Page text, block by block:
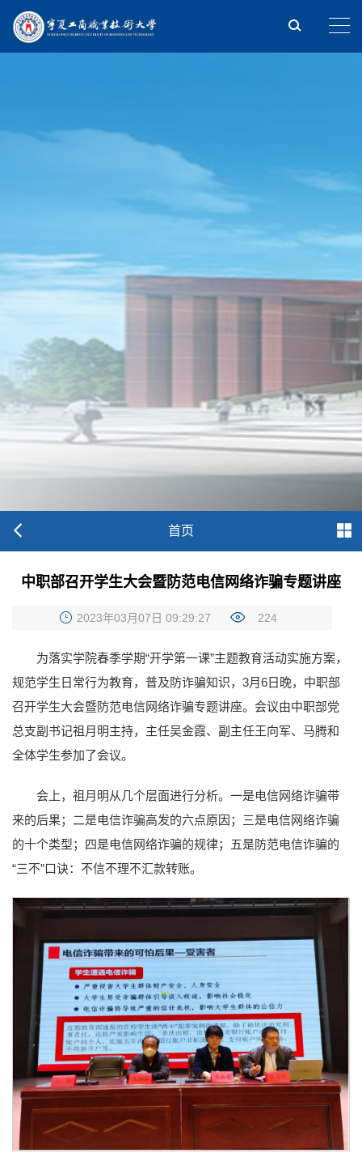
首页
中职部召开学生大会暨防范电信网络诈骗专题讲座
2023年03月07日 09:29:27 224
为落实学院春季学期“开学第一课”主题教育活动实施方案，
规范学生日常行为教育，普及防诈骗知识，3月6日晚，中职部
召开学生大会暨防范电信网络诈骗专题讲座。会议由中职部党
总支副书记祖月明主持，主任吴金霞、副主任王向军、马腾和
全体学生参加了会议。
会上，祖月明从几个层面进行分析。一是电信网络诈骗带
来的后果；二是电信诈骗高发的六点原因；三是电信网络诈骗
的十个类型；四是电信网络诈骗的规律；五是防范电信诈骗的
“三不”口诀：不信不理不汇款转账。